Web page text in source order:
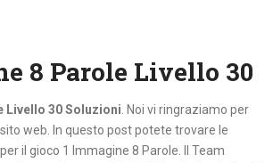
8 Parole Livello 30
Livello 30 Soluzioni. Noi vi ringraziamo per
web. In questo post potete trovare le
il gioco 1 Immagine 8 Parole. Il Team